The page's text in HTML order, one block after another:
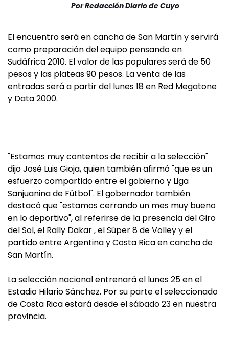
PorRedacción Diario de Cuyo
El encuentro será en cancha de San Martín y servirá
como preparación del equipo pensando en
Sudáfrica 2010. El valor de las populares será de 50
pesos y las plateas 90 pesos. La venta de las
entradas será a partir del lunes 18 en Red Megatone
y Data 2000.
"Estamos muy contentos de recibir a la selección"
dijo José Luis Gioja, quien también afirmó "que es un
esfuerzo compartido entre el gobierno y Liga
Sanjuanina de Fútbol". El gobernador también
destacó que "estamos cerrando un mes muy bueno
en lo deportivo", al referirse de la presencia del Giro
del Sol, el Rally Dakar , el Súper 8 de Volley y el
partido entre Argentina y Costa Rica en cancha de
San Martín.
La selección nacional entrenará el lunes 25 en el
Estadio Hilario Sánchez. Por su parte el seleccionado
de Costa Rica estará desde el sábado 23 en nuestra
provincia.